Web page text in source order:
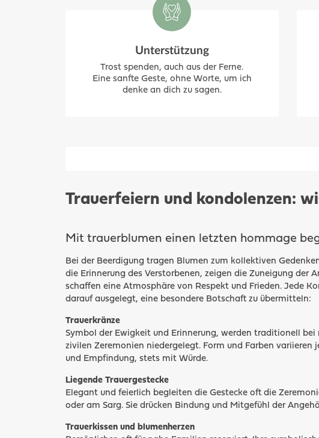
Unterstützung
Trost spenden, auch aus der Ferne.
Eine sanfte Geste, ohne Worte, um ich
denke an dich zu sagen.
Trauerfeiern und kondolenzen:
Mit trauerblumen einen letzten hommage
Bei der Beerdigung tragen Blumen zum kollektiven
die Erinnerung des Verstorbenen, zeigen die Zuneigung der
schaffen eine Atmosphäre von Respekt und Frieden. Jede
darauf ausgelegt, eine besondere Botschaft zu übermitteln:
Trauerkränze
Symbol der Ewigkeit und Erinnerung, werden traditionell bei
zivilen Zeremonien niedergelegt. Form und Farben variieren
und Empfindung, stets mit Würde.
Liegende Trauergestecke
Elegant und feierlich begleiten die Gestecke oft die
oder am Sarg. Sie drücken Bindung und Mitgefühl der
Trauerkissen und blumenherzen